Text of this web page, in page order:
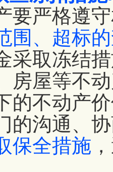
要严格遵
围、超标
采取冻结
房屋等不
的不动产
的沟通、
保全措施